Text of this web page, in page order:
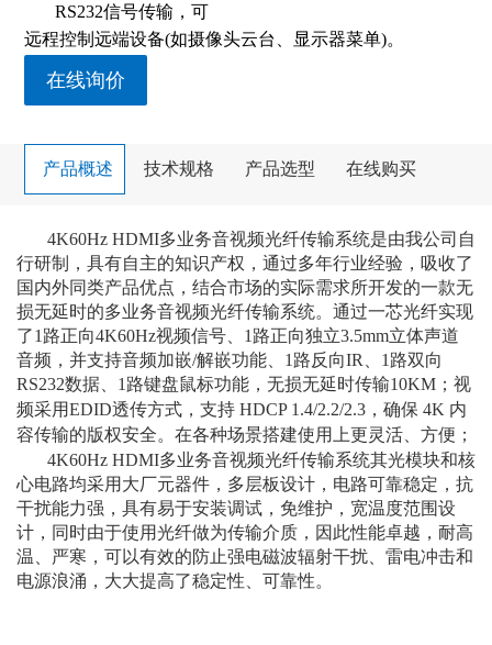
RS232信号传输，可
远程控制远端设备(如摄像头云台、显示器菜单)。
在线询价
产品概述 技术规格 产品选型 在线购买
4K60Hz HDMI多业务音视频光纤传输系统是由我公司自
行研制，具有自主的知识产权，通过多年行业经验，吸收了
国内外同类产品优点，结合市场的实际需求所开发的一款无
损无延时的多业务音视频光纤传输系统。 通过一芯光纤实现
了1路正向4K60Hz视频信号、 1路正向独立3.5mm立体声道
音频，并支持音频加嵌/解嵌功能、1路反向IR、1路双向
RS232数据、1路键盘鼠标功能 ， 无损无延时传输10KM ； 视
频采用EDID透传方式，支持 HDCP 1.4/2.2/2.3，确保 4K 内
容传输的版权安全。在各种场景搭建使用上更灵活、方便；
4K60Hz HDMI多业务音视频光纤传输系统其光模块和核
心电路均采用 大厂元器件， 多层板设计 ， 电路可靠稳定 ， 抗
干扰能力强， 具有易于安装调试，免维护，宽温度范围设
计，同时由于使用光纤做为传输介质，因此性能卓越，耐高
温、严寒，可以有效的防止强电磁波辐射干扰、雷电冲击和
电源浪涌， 大大提高了稳定性 、可靠性。